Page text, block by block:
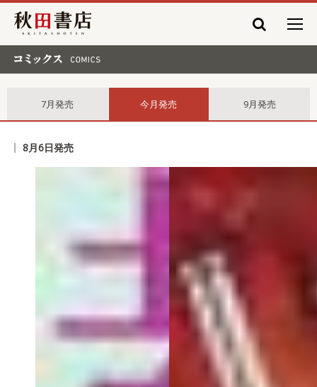
秋田書店
7月発売 今月発売 9月発売
8月6日発売